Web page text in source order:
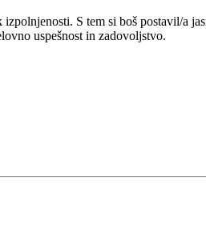
S tem si boš postavil/a
uspešnost in zadovoljstvo.